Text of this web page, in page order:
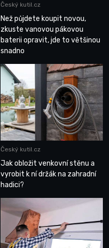
Český kutil.cz
Než půjdete koupit novou,
zkuste vanovou pákovou
baterii opravit, jde to většinou
snadno
Český kutil.cz
Jak obložit venkovní stěnu a
vyrobit k ní držák na zahradní
hadici?